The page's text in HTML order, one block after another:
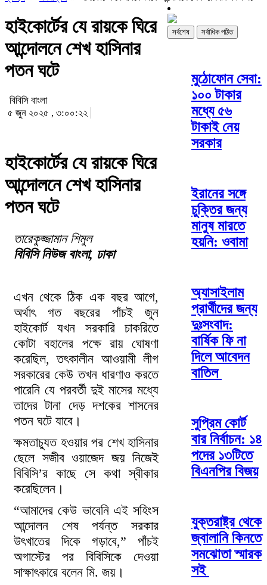
হাইকোর্টের যে রায়কে ঘিরে
আন্দোলনে শেখ হাসিনার
পতন ঘটে
বিবিসি বাংলা
৫ জুন ২০২৫ , ৩:০০:২২
হাইকোর্টের যে রায়কে ঘিরে
আন্দোলনে শেখ হাসিনার
পতন ঘটে
তারেকুজ্জামান শিমুল
বিবিসি নিউজ বাংলা, ঢাকা
এখন থেকে ঠিক এক বছর আগে,
অর্থাৎ গত বছরের পাঁচই জুন
হাইকোর্ট যখন সরকারি চাকরিতে
কোটা বহালের পক্ষে রায় ঘোষণা
করেছিল, তৎকালীন আওয়ামী লীগ
সরকারের কেউ তখন ধারণাও করতে
পারেনি যে পরবর্তী দুই মাসের মধ্যে
তাদের টানা দেড় দশকের শাসনের
পতন ঘটে যাবে।
ক্ষমতাচ্যুত হওয়ার পর শেখ হাসিনার
ছেলে সজীব ওয়াজেদ জয় নিজেই
বিবিসি’র কাছে সে কথা স্বীকার
করেছিলেন।
“আমাদের কেউ ভাবেনি এই সহিংস
আন্দোলন শেষ পর্যন্ত সরকার
উৎখাতের দিকে গড়াবে,” পাঁচই
অগাস্টের পর বিবিসিকে দেওয়া
সাক্ষাৎকারে বলেন মি. জয়।
সর্বশেষ সর্বাধিক পঠিত
মুঠোফোন সেবা:
১০০ টাকার
মধ্যে ৫৬
টাকাই নেয়
সরকার
ইরানের সঙ্গে
চুক্তির জন্য
মানুষ মারতে
হয়নি: ওবামা
অ্যাসাইলাম
প্রার্থীদের জন্য
দুঃসংবাদ:
বার্ষিক ফি না
দিলে আবেদন
বাতিল
সুপ্রিম কোর্ট
বার নির্বাচন: ১৪
পদের ১৩টিতে
বিএনপির বিজয়
যুক্তরাষ্ট্র থেকে
জ্বালানি কিনতে
সমঝোতা স্মারক
সই